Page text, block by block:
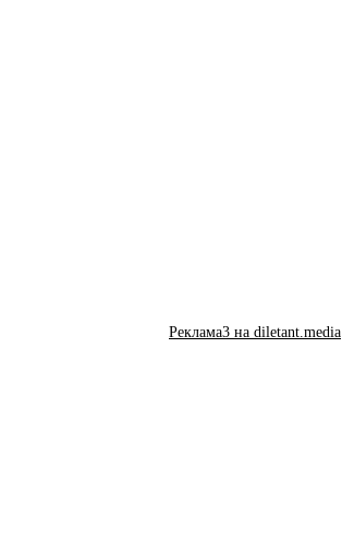
Реклама3 на diletant.media